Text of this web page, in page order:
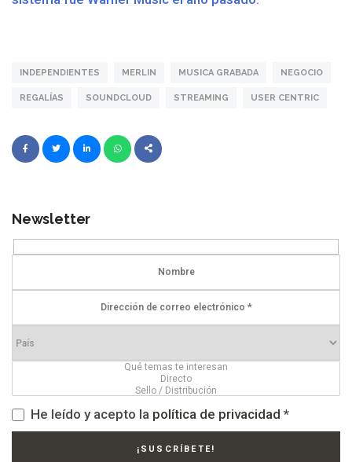
INDEPENDIENTES MERLIN MUSICA GRABADA NEGOCIO
REGALÍAS SOUNDCLOUD STREAMING USER CENTRIC
Newsletter
He leído y acepto la política de privacidad *